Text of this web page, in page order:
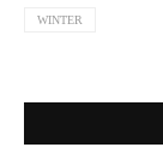
WINTER